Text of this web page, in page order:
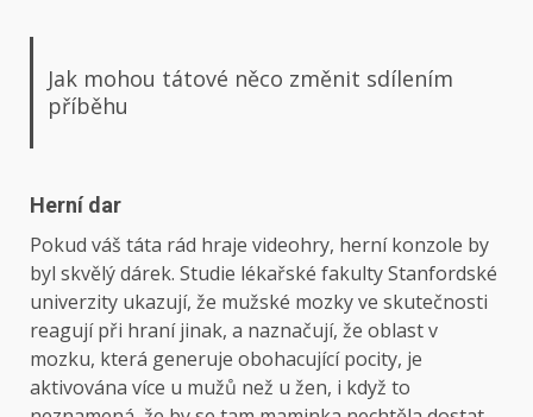
Jak mohou tátové něco změnit sdílením
příběhu
Herní dar
Pokud váš táta rád hraje videohry, herní konzole by
byl skvělý dárek. Studie lékařské fakulty Stanfordské
univerzity ukazují, že mužské mozky ve skutečnosti
reagují při hraní jinak, a naznačují, že oblast v
mozku, která generuje obohacující pocity, je
aktivována více u mužů než u žen, i když to